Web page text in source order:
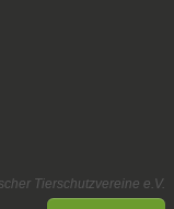
Tierschutzvereine e.V.